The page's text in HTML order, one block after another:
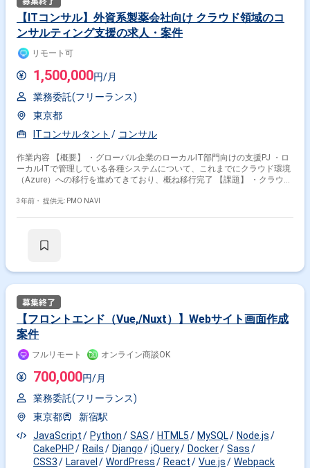
【ITコンサル】外資系製薬会社向け クラウド領域のコ
ンサルティング支援の求人・案件
リモート可
1,500,000円/月
業務委託(フリーランス)
東京都
ITコンサルタント
コンサル
作業内容 【概要】 ・グローバル企業のローカルIT部門向けの支援PJ ・ロ
ーカルITで管理している各種システムについて、これまでにクラウド環境
（Azure）への移行を進めてきており、概ね移行完了 【課題】 ・クラウド
できておらず、障害発生やAzureの仕様変更にフレキシブルに対応できな
過去の障害や開発ベンダとのコミュニケーションをインプットに問題調
DB、JP1、データ連携（ADF）、Runbook 等 ※上記システムそれぞれに
開発ベンダ（主要ベンダ3-4社）が紐づいているが、運用については1社に
集約している状況
3年前・ 提供元: PMO NAVI
【フロントエンド（Vue,/Nuxt）】Webサイト画面作成
案件
フルリモート オンライン商談OK
700,000円/月
業務委託(フリーランス)
東京都
新宿駅
JavaScript
Python SAS HTML5 MySQL
Node.js
CakePHP
Rails Django jQuery Docker
Sass
CSS3
Laravel WordPress React Vue.js
Webpack